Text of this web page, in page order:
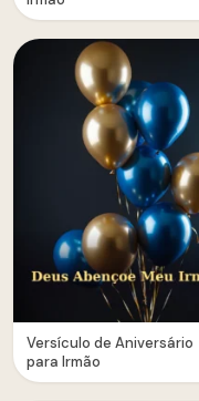
Versículo de Aniversário
para Irmão